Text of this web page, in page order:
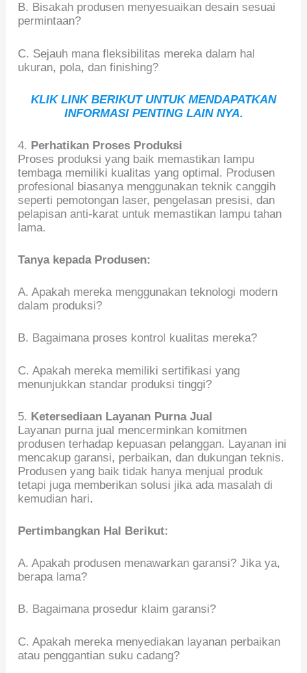
B. Bisakah produsen menyesuaikan desain sesuai
permintaan?
C. Sejauh mana fleksibilitas mereka dalam hal
ukuran, pola, dan finishing?
KLIK LINK BERIKUT UNTUK MENDAPATKAN
INFORMASI PENTING LAIN NYA.
4. Perhatikan Proses Produksi
Proses produksi yang baik memastikan lampu
tembaga memiliki kualitas yang optimal. Produsen
profesional biasanya menggunakan teknik canggih
seperti pemotongan laser, pengelasan presisi, dan
pelapisan anti-karat untuk memastikan lampu tahan
lama.
Tanya kepada Produsen:
A. Apakah mereka menggunakan teknologi modern
dalam produksi?
B. Bagaimana proses kontrol kualitas mereka?
C. Apakah mereka memiliki sertifikasi yang
menunjukkan standar produksi tinggi?
5. Ketersediaan Layanan Purna Jual
Layanan purna jual mencerminkan komitmen
produsen terhadap kepuasan pelanggan. Layanan ini
mencakup garansi, perbaikan, dan dukungan teknis.
Produsen yang baik tidak hanya menjual produk
tetapi juga memberikan solusi jika ada masalah di
kemudian hari.
Pertimbangkan Hal Berikut:
A. Apakah produsen menawarkan garansi? Jika ya,
berapa lama?
B. Bagaimana prosedur klaim garansi?
C. Apakah mereka menyediakan layanan perbaikan
atau penggantian suku cadang?